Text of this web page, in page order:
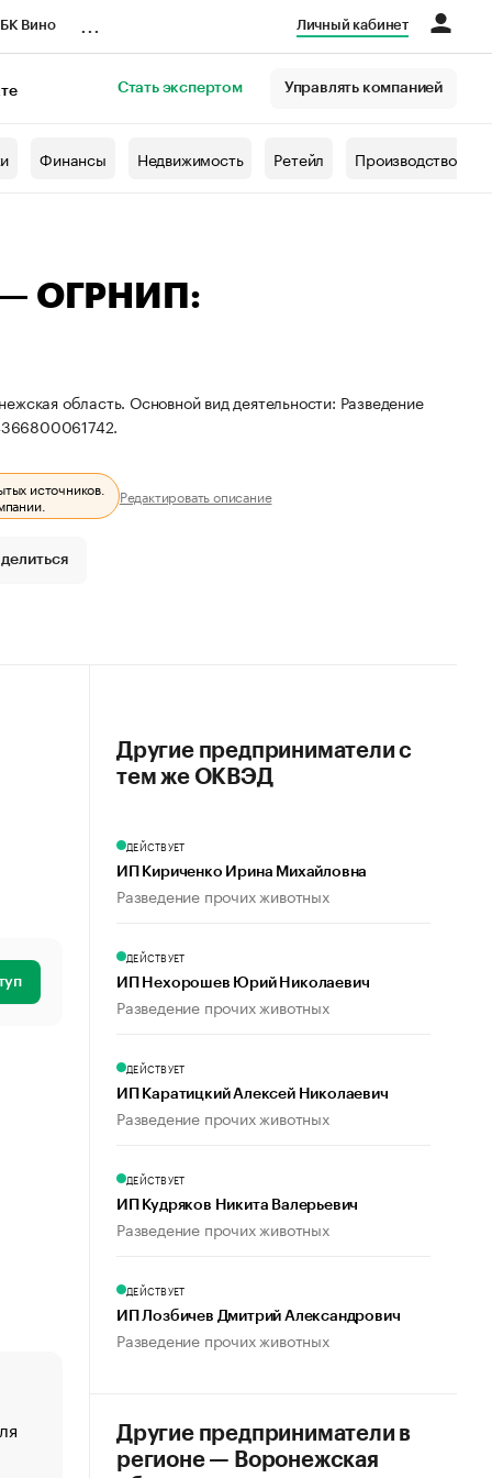
Вино Личный кабинет
Стать экспертом Управлять компанией
Финансы Недвижимость Ретейл Производство
— ОГРНИП:
область. Основной вид деятельности: Разведение
источников.
Редактировать описание
«От спорта тело стареет иначе». Как живет глава
создавшей GTA
Другие предприниматели с
тем же ОКВЭД
ДЕЙСТВУЕТ
ИП Кириченко Ирина Михайловна
Разведение прочих животных
ДЕЙСТВУЕТ
ИП Нехорошев Юрий Николаевич
Разведение прочих животных
ДЕЙСТВУЕТ
ИП Каратицкий Алексей Николаевич
Разведение прочих животных
ДЕЙСТВУЕТ
ИП Кудряков Никита Валерьевич
Разведение прочих животных
ДЕЙСТВУЕТ
ИП Лозбичев Дмитрий Александрович
Разведение прочих животных
Другие предприниматели в
регионе — Воронежская